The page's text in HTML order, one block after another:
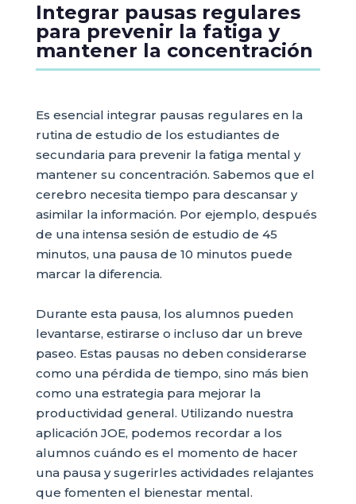
Integrar pausas regulares
para prevenir la fatiga y
mantener la concentración
Es esencial integrar pausas regulares en la
rutina de estudio de los estudiantes de
secundaria para prevenir la fatiga mental y
mantener su concentración. Sabemos que el
cerebro necesita tiempo para descansar y
asimilar la información. Por ejemplo, después
de una intensa sesión de estudio de 45
minutos, una pausa de 10 minutos puede
marcar la diferencia.
Durante esta pausa, los alumnos pueden
levantarse, estirarse o incluso dar un breve
paseo. Estas pausas no deben considerarse
como una pérdida de tiempo, sino más bien
como una estrategia para mejorar la
productividad general. Utilizando nuestra
aplicación JOE, podemos recordar a los
alumnos cuándo es el momento de hacer
una pausa y sugerirles actividades relajantes
que fomenten el bienestar mental.